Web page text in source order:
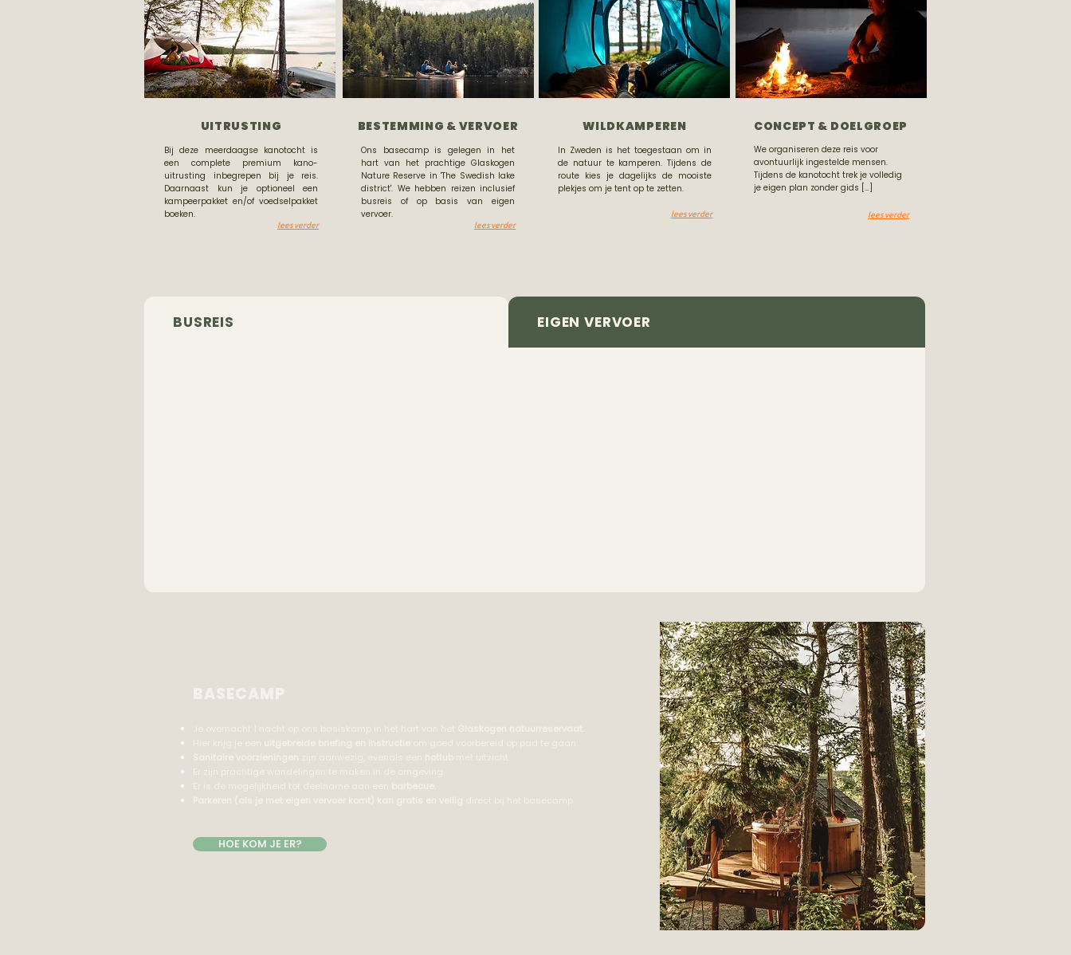
UITRUSTING
Bij deze meerdaagse kanotocht is
een complete premium kano-
uitrusting inbegrepen bij je reis.
Daarnaast kun je optioneel een
kampeerpakket en/of voedselpakket
boeken.
lees verder
BESTEMMING & VERVOER
Ons basecamp is gelegen in het
hart van het prachtige Glaskogen
Nature Reserve in 'The Swedish lake
district'. We hebben reizen inclusief
busreis of op basis van eigen
vervoer.
lees verder
WILDKAMPEREN
In Zweden is het toegestaan om in
de natuur te kamperen. Tijdens de
route kies je dagelijks de mooiste
plekjes om je tent op te zetten.
lees verder
CONCEPT & DOELGROEP
We organiseren deze reis voor
avontuurlijk ingestelde mensen.
Tijdens de kanotocht trek je volledig
je eigen plan zonder gids […]
lees verder
BUSREIS EIGEN VERVOER
HOE KOM JE ER?